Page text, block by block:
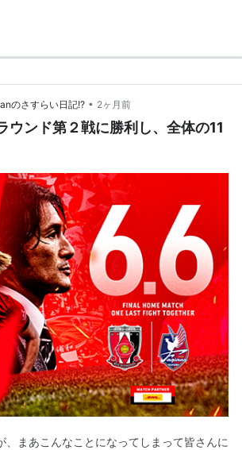
。
ップの会場にもなっている。
利用されている。
のさすらい日記!? • 2ヶ月前
ウンド第２戦に勝利し、全体の11
まあこんなことになってしまって皆さんに